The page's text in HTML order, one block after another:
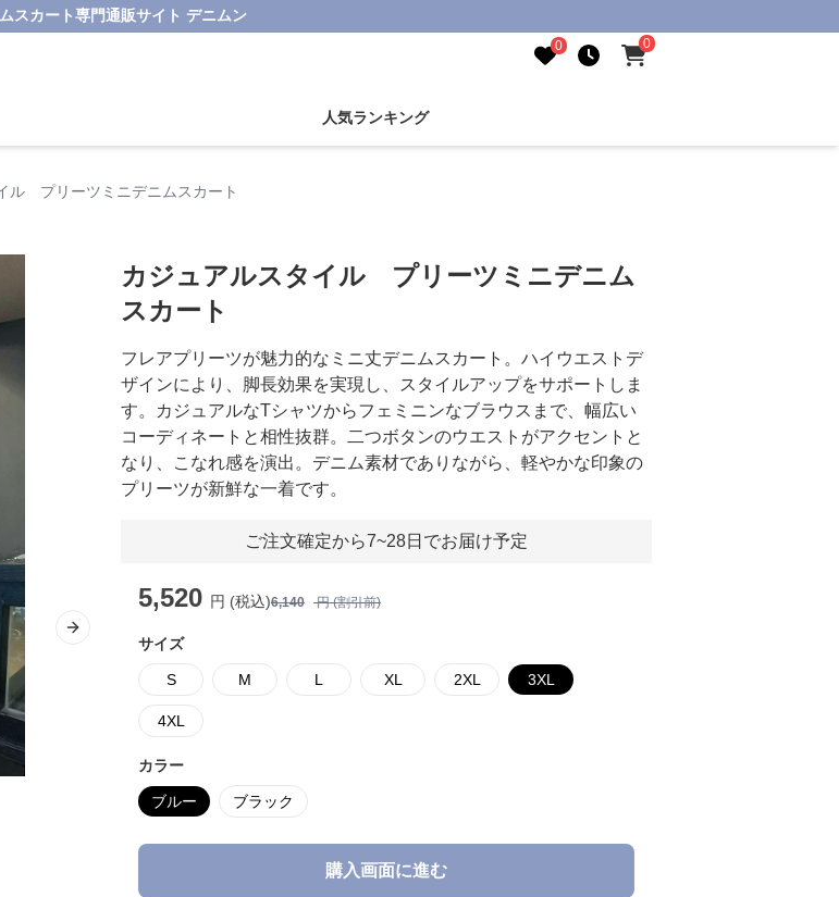
スカート専門通販サイト デニムン
0 0
人気ランキング
ル プリーツミニデニムスカート
Next slide
カジュアルスタイル プリーツミニデニム
スカート
フレアプリーツが魅力的なミニ丈デニムスカート。ハイウエストデ
ザインにより、脚長効果を実現し、スタイルアップをサポートしま
す。カジュアルなTシャツからフェミニンなブラウスまで、幅広い
コーディネートと相性抜群。二つボタンのウエストがアクセントと
なり、こなれ感を演出。デニム素材でありながら、軽やかな印象の
プリーツが新鮮な一着です。
ご注文確定から7~28日でお届け予定
5,520 円 (税込)6,140 円 (割引前)
サイズ
S M L XL 2XL 3XL
4XL
カラー
ブルー ブラック
購入画面に進む